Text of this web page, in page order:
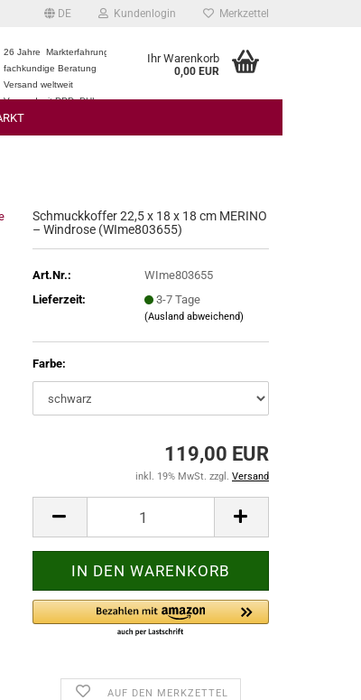
DE Kundenlogin Merkzettel
26 Jahre Markterfahrung
fachkundige Beratung
Versand weltweit
Versand mit DPD, DHL
Ihr Warenkorb
0,00 EUR
Schmuckkoffer 22,5 x 18 x 18 cm MERINO
– Windrose (WIme803655)
Art.Nr.:
WIme803655
Lieferzeit:
3-7 Tage
(Ausland abweichend)
Farbe:
119,00 EUR
inkl. 19% MwSt. zzgl. Versand
AUF DEN MERKZETTEL